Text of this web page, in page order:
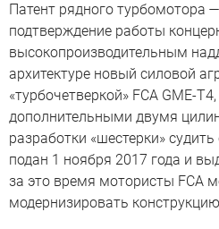
Патент рядного турбомотора
подтверждение работы
высокопроизводительным
архитектуре новый силовой
«турбочетверкой» FCA GME-
дополнительными двумя
разработки «шестерки»
подан 1 ноября 2017 года и
за это время мотористы FCA
модернизировать